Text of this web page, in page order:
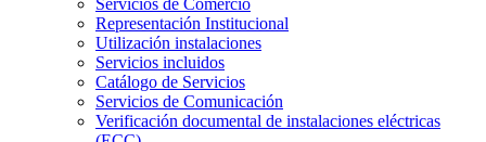
Representación Institucional
Utilización instalaciones
Servicios incluidos
Catálogo de Servicios
Servicios de Comunicación
Verificación documental de instalaciones eléctricas